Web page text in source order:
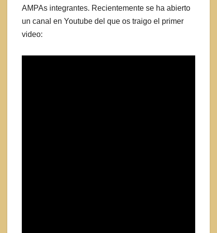
AMPAs integrantes. Recientemente se ha abierto
un canal en Youtube del que os traigo el primer
video: